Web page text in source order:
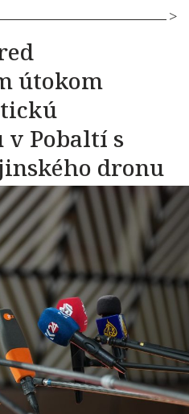
útokom
Pobaltí s
dronu